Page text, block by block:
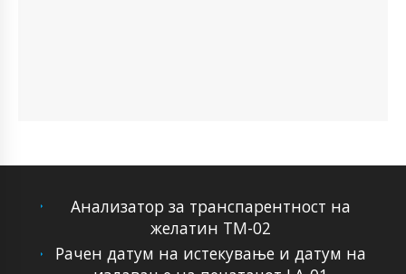
Анализатор за транспарентност на
желатин ТМ-02
Рачен датум на истекување и датум на